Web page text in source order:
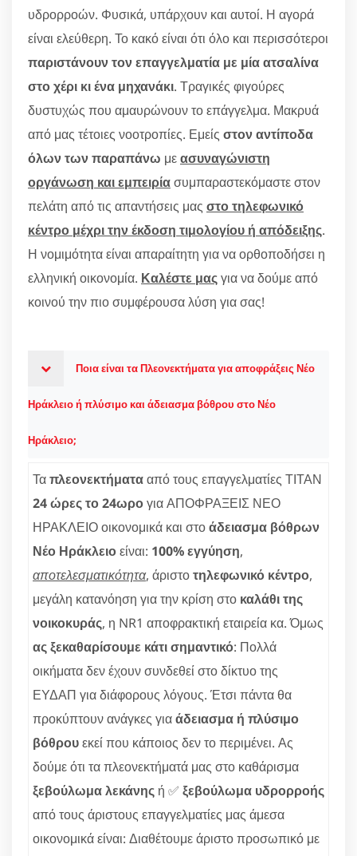
υδρορροών. Φυσικά, υπάρχουν και αυτοί. Η αγορά
είναι ελεύθερη. Το κακό είναι ότι όλο και περισσότεροι
παριστάνουν τον επαγγελματία με μία ατσαλίνα
στο χέρι κι ένα μηχανάκι. Τραγικές φιγούρες
δυστυχώς που αμαυρώνουν το επάγγελμα. Μακρυά
από μας τέτοιες νοοτροπίες. Εμείς στον αντίποδα
όλων των παραπάνω μεασυναγώνιστη
οργάνωση και εμπειρίασυμπαραστεκόμαστε στον
πελάτη από τις απαντήσεις μας στο τηλεφωνικό
κέντρο μέχρι την έκδοση τιμολογίου ή απόδειξης.
Η νομιμότητα είναι απαραίτητη για να ορθοποδήσει η
ελληνική οικονομία. Καλέστε μαςγια να δούμε από
κοινού την πιο συμφέρουσα λύση για σας!
Ποια είναι τα Πλεονεκτήματα για αποφράξεις Νέο
Ηράκλειο ή πλύσιμο και άδειασμα βόθρου στο Νέο
Ηράκλειο;
Ταπλεονεκτήματααπό τους επαγγελματίες ΤΙΤΑΝ
24 ώρες το 24ωρογια ΑΠΟΦΡΑΞΕΙΣ ΝΕΟ
ΗΡΑΚΛΕΙΟ οικονομικά και στοάδειασμα βόθρων
Νέο Ηράκλειοείναι: 100% εγγύηση,
αποτελεσματικότητα, άριστοτηλεφωνικό κέντρο,
μεγάλη κατανόηση για την κρίση στο καλάθι της
νοικοκυράς, η NR1 αποφρακτική εταιρεία κα. Όμως
ας ξεκαθαρίσουμε κάτι σημαντικό: Πολλά
οικήματα δεν έχουν συνδεθεί στο δίκτυο της
ΕΥΔΑΠ για διάφορους λόγους. Έτσι πάντα θα
προκύπτουν ανάγκες γιαάδειασμα ή πλύσιμο
βόθρουεκεί που κάποιος δεν το περιμένει. Ας
δούμε ότι τα πλεονεκτήματά μας στο καθάρισμα
ξεβούλωμα λεκάνης ή ✅ ξεβούλωμα υδρορροής
από τους άριστους επαγγελματίες μας άμεσα
οικονομικά είναι: Διαθέτουμε άριστο προσωπικό με